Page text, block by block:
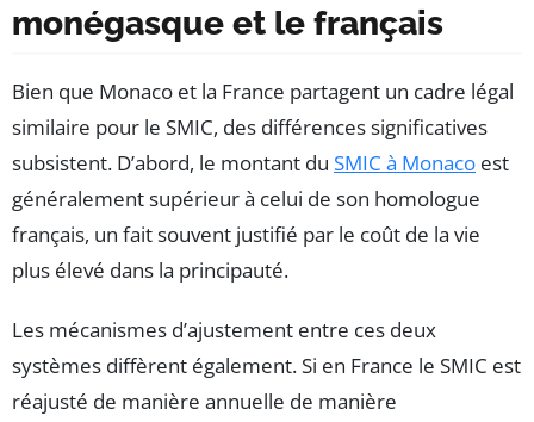
monégasque et le français
Bien que Monaco et la France partagent un cadre légal
similaire pour le SMIC, des différences significatives
subsistent. D’abord, le montant du SMIC à Monaco est
généralement supérieur à celui de son homologue
français, un fait souvent justifié par le coût de la vie
plus élevé dans la principauté.
Les mécanismes d’ajustement entre ces deux
systèmes diffèrent également. Si en France le SMIC est
réajusté de manière annuelle de manière